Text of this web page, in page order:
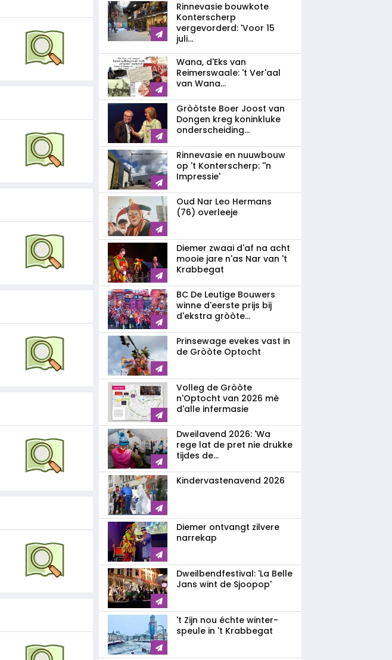
Rinnevasie bouwkote
Konterscherp
vergevorderd: 'Voor 15
juli...
Wana, d'Eks van
Reimerswaale: 't Ver'aal
van Wana...
Gròòtste Boer Joost van
Dongen kreg koninkluke
onderscheiding...
Rinnevasie en nuuwbouw
op 't Konterscherp: ''n
Impressie'
Oud Nar Leo Hermans
(76) overleeje
Diemer zwaai d'af na acht
mooie jare n'as Nar van 't
Krabbegat
BC De Leutige Bouwers
winne d'eerste prijs bij
d'ekstra gròòte...
Prinsewage evekes vast in
de Gròòte Optocht
Volleg de Gròòte
n'Optocht van 2026 mè
d'alle infermasie
Dweilavend 2026: 'Wa
rege lat de pret nie drukke
tijdes de...
Kindervastenavend 2026
Diemer ontvangt zilvere
narrekap
Dweilbendfestival: 'La Belle
Jans wint de Sjoopop'
't Zijn nou échte winter-
speule in 't Krabbegat